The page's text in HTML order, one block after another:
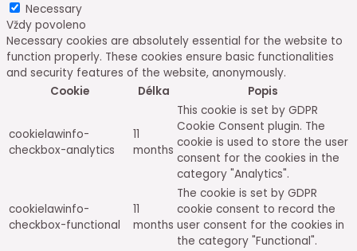
Necessary
Vždy povoleno
Necessary cookies are absolutely essential for the website to
function properly. These cookies ensure basic functionalities
and security features of the website, anonymously.
Cookie
Délka Popis
cookielawinfo-
checkbox-analytics
11
months
This cookie is set by GDPR
Cookie Consent plugin. The
cookie is used to store the user
consent for the cookies in the
category "Analytics".
cookielawinfo-
checkbox-functional
11
months
The cookie is set by GDPR
cookie consent to record the
user consent for the cookies in
the category "Functional".